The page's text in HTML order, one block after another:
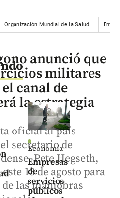
Organización Mundial de la Salud
Economía
Empresas
de
servicios
públicos
anunció que
militares
canal de
la estrategia
oficial al país
secretario de
Pete Hegseth,
13 de agosto para
las maniobras